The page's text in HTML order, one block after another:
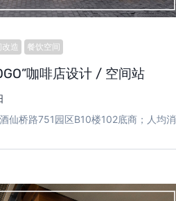
造 餐饮空间
咖啡店设计 / 空间站
仙桥路751园区B10楼102底商；人均消